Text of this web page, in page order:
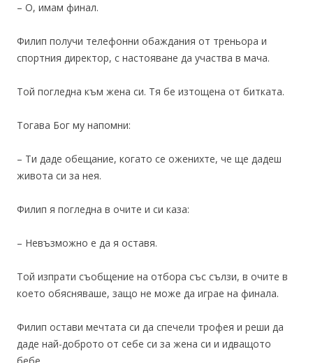
– О, имам финал.
Филип получи телефонни обаждания от треньора и
спортния директор, с настояване да участва в мача.
Той погледна към жена си. Тя бе изтощена от битката.
Тогава Бог му напомни:
– Ти даде обещание, когато се оженихте, че ще дадеш
живота си за нея.
Филип я погледна в очите и си каза:
– Невъзможно е да я оставя.
Той изпрати съобщение на отбора със сълзи, в очите в
което обясняваше, защо не може да играе на финала.
Филип остави мечтата си да спечели трофея и реши да
даде най-доброто от себе си за жена си и идващото